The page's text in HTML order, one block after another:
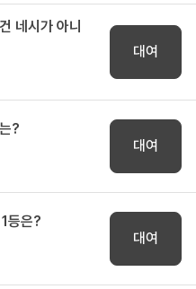
네시가 아니
대여
?
대여
등은?
대여